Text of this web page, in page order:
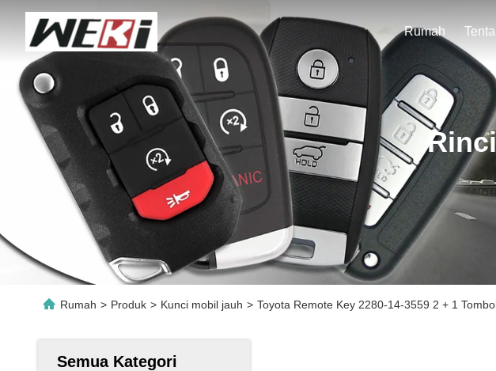
Rumah
Rumah > Produk > Kunci mobil jauh > Toyota Remote Key 2280-14-3559 2 + 1
Semua Kategori